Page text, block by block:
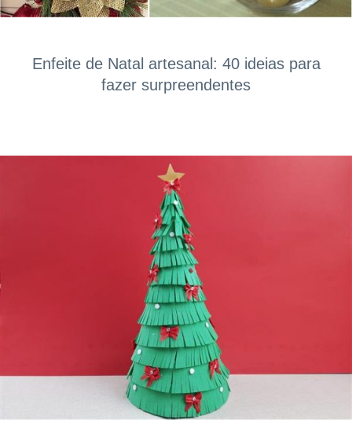
Enfeite de Natal artesanal: 40 ideias para
fazer surpreendentes